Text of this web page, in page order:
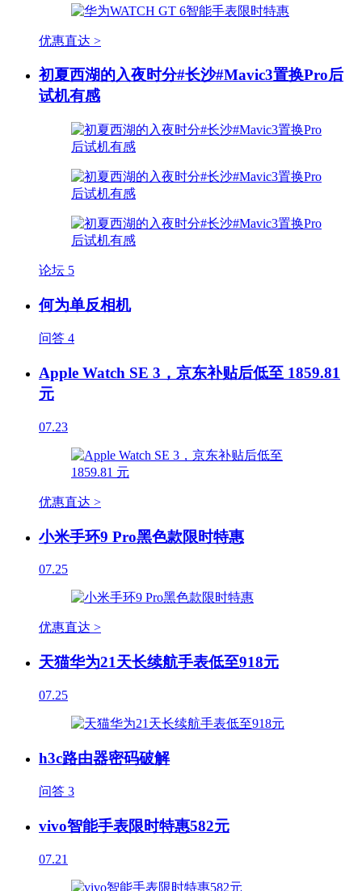
优惠直达 >
初夏西湖的入夜时分#长沙#Mavic3置换Pro后
试机有感
论坛 5
何为单反相机
问答 4
Apple Watch SE 3，京东补贴后低至 1859.81
元
07.23
优惠直达 >
小米手环9 Pro黑色款限时特惠
07.25
优惠直达 >
天猫华为21天长续航手表低至918元
07.25
h3c路由器密码破解
问答 3
vivo智能手表限时特惠582元
07.21